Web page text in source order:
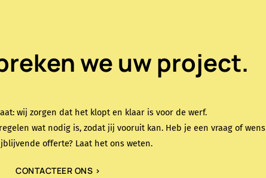
we uw project.
wij zorgen dat het klopt en klaar is voor de werf.
wat nodig is, zodat jij vooruit kan. Heb je een vraag of wens
offerte? Laat het ons weten.
CONTACTEER ONS >